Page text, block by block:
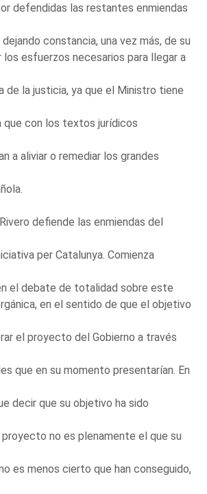
defendidas las restantes enmiendas
constancia, una vez más, de su
esfuerzos necesarios para llegar a
de la justicia, ya que el Ministro tiene
que con los textos jurídicos
a aliviar o remediar los grandes
defiende las enmiendas del
per Catalunya. Comienza
el debate de totalidad sobre este
en el sentido de que el objetivo
el proyecto del Gobierno a través
que en su momento presentarían. En
decir que su objetivo ha sido
proyecto no es plenamente el que su
es menos cierto que han conseguido,